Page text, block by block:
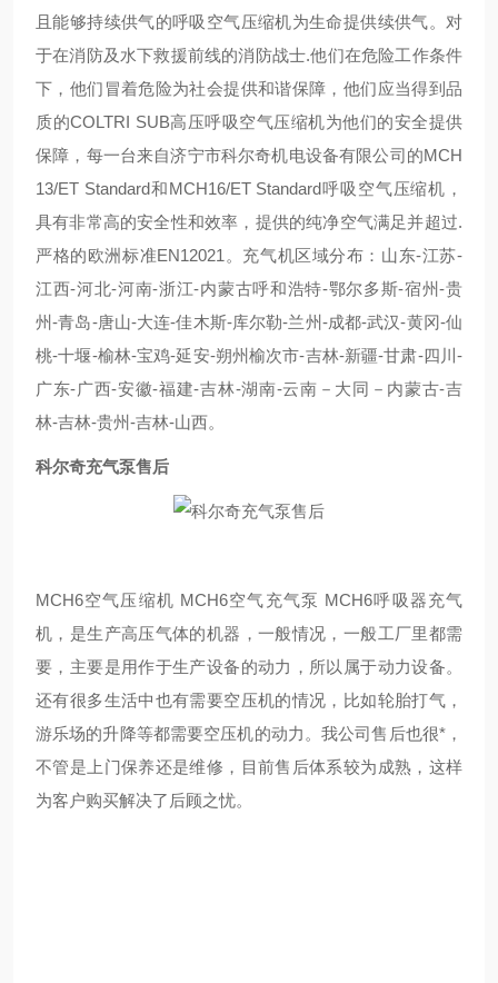
且能够持续供气的呼吸空气压缩机为生命提供续供气。对
于在消防及水下救援前线的消防战士.他们在危险工作条件
下，他们冒着危险为社会提供和谐保障，他们应当得到品
质的COLTRI SUB高压呼吸空气压缩机为他们的安全提供
保障，每一台来自济宁市科尔奇机电设备有限公司的MCH
13/ET Standard和MCH16/ET Standard呼吸空气压缩机，
具有非常高的安全性和效率，提供的纯净空气满足并超过.
严格的欧洲标准EN12021。充气机区域分布：山东-江苏-
江西-河北-河南-浙江-内蒙古呼和浩特-鄂尔多斯-宿州-贵
州-青岛-唐山-大连-佳木斯-库尔勒-兰州-成都-武汉-黄冈-仙
桃-十堰-榆林-宝鸡-延安-朔州榆次市-吉林-新疆-甘肃-四川-
广东-广西-安徽-福建-吉林-湖南-云南－大同－内蒙古-吉
林-吉林-贵州-吉林-山西。
科尔奇充气泵售后
MCH6空气压缩机 MCH6空气充气泵 MCH6呼吸器充气
机，是生产高压气体的机器，一般情况，一般工厂里都需
要，主要是用作于生产设备的动力，所以属于动力设备。
还有很多生活中也有需要空压机的情况，比如轮胎打气，
游乐场的升降等都需要空压机的动力。我公司售后也很*，
不管是上门保养还是维修，目前售后体系较为成熟，这样
为客户购买解决了后顾之忧。